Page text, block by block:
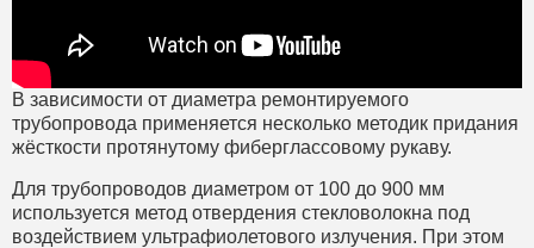
В зависимости от диаметра ремонтируемого
трубопровода применяется несколько методик придания
жёсткости протянутому фиберглассовому рукаву.
Для трубопроводов диаметром от 100 до 900 мм
используется метод отвердения стекловолокна под
воздействием ультрафиолетового излучения. При этом